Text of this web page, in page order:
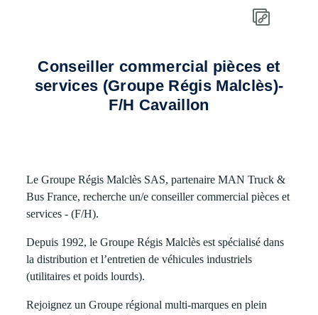
Conseiller commercial pièces et
services (Groupe Régis Malclès)-
F/H Cavaillon
Le Groupe Régis Malclès SAS, partenaire MAN Truck &
Bus France, recherche un/e conseiller commercial pièces et
services - (F/H).
Depuis 1992, le Groupe Régis Malclès est spécialisé dans
la distribution et l’entretien de véhicules industriels
(utilitaires et poids lourds).
Rejoignez un Groupe régional multi-marques en plein